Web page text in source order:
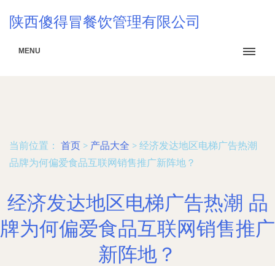
陕西傻得冒餐饮管理有限公司
MENU
当前位置： 首页 > 产品大全 > 经济发达地区电梯广告热潮
品牌为何偏爱食品互联网销售推广新阵地？
经济发达地区电梯广告热潮 品
牌为何偏爱食品互联网销售推广
新阵地？